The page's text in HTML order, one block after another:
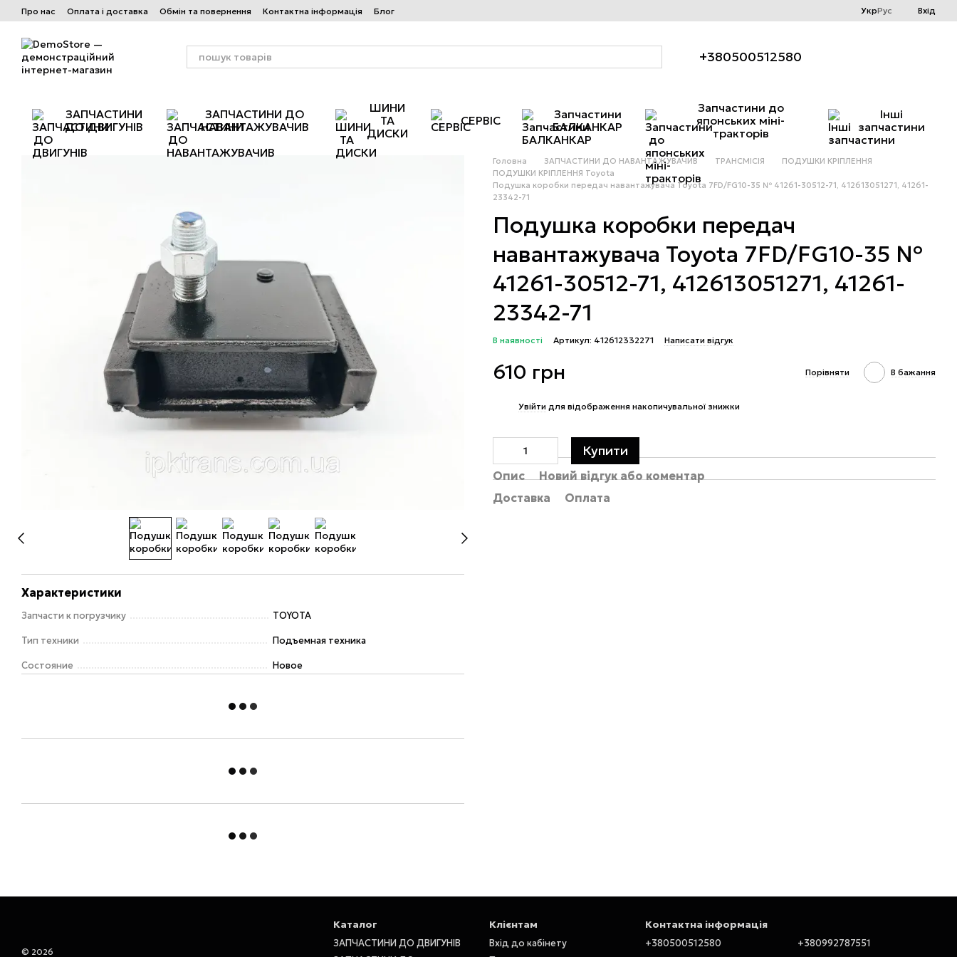
Перейти до основного контенту
Про нас Оплата і доставка Обмін та повернення Контактна інформація Блог УкрРус Вхід
+380500512580
ЗАПЧАСТИНИ
ДО ДВИГУНІВ
ЗАПЧАСТИНИ ДО
НАВАНТАЖУВАЧИВ
ШИНИ
ТА
ДИСКИ
СЕРВІС
Запчастини
БАЛКАНКАР
Запчастини до
японських міні-
тракторів
Інші
запчастини
Характеристики
Запчасти к погрузчику TOYOTA
Тип техники Подъемная техника
Состояние Новое
Головна ЗАПЧАСТИНИ ДО НАВАНТАЖУВАЧИВ ТРАНСМІСІЯ
ПОДУШКИ КРІПЛЕННЯ
ПОДУШКИ КРІПЛЕННЯ Toyota
Подушка коробки передач навантажувача Toyota 7FD/FG10-35 № 41261-30512-71, 412613051271, 41261-
23342-71
Подушка коробки передач
навантажувача Toyota 7FD/FG10-35 №
41261-30512-71, 412613051271, 41261-
23342-71
В наявності Артикул: 412612332271 Написати відгук
610 грн Порівняти В бажання
Увійти для відображення накопичувальної знижки
Купити
Опис
Новий відгук або коментар
Доставка
Оплата
© 2026
Каталог
ЗАПЧАСТИНИ ДО ДВИГУНІВ
Клієнтам
Вхід до кабінету
Контактна інформація
+380500512580
+380992787551